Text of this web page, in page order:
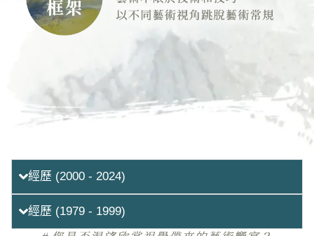
背景
1954年 生於新加坡
經歷 (2000 - 2024)
經歷 (1979 - 1999)